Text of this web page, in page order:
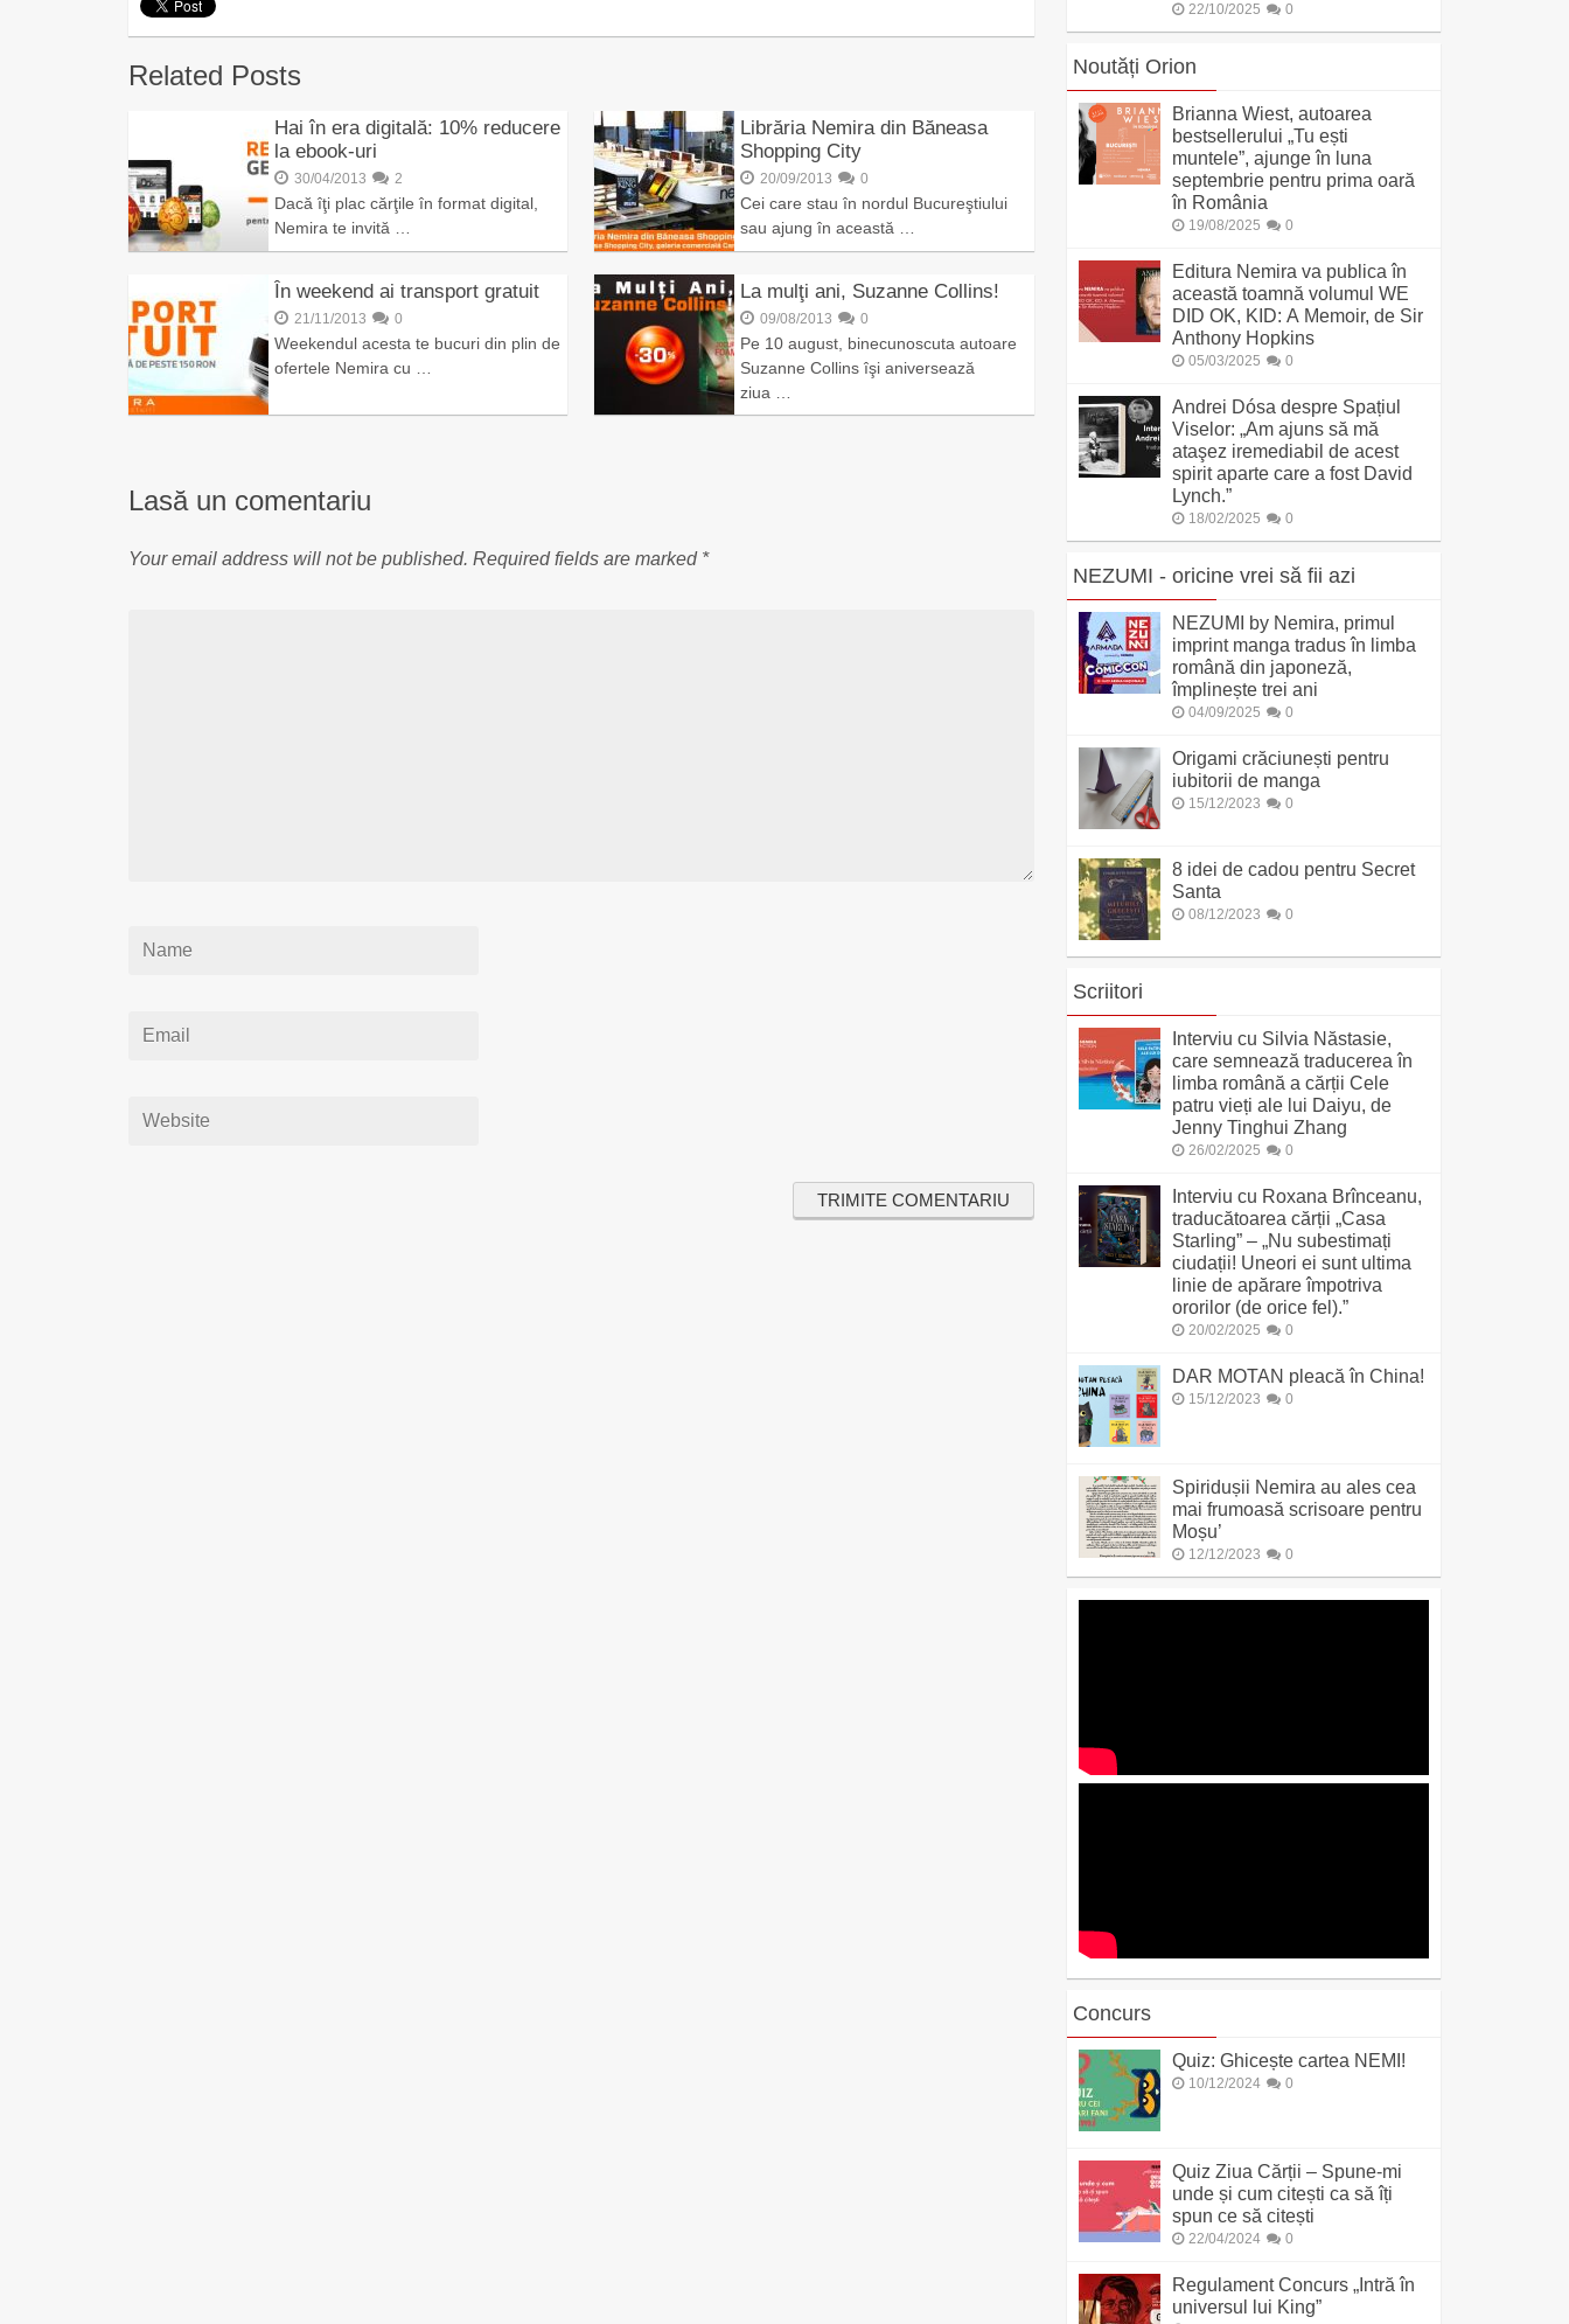
Related Posts
Hai în era digitală: 10% reducere
la ebook-uri
30/04/2013 2
Dacă îţi plac cărţile în format digital,
Nemira te invită …
Librăria Nemira din Băneasa
Shopping City
20/09/2013 0
Cei care stau în nordul Bucureştiului
sau ajung în această …
În weekend ai transport gratuit
21/11/2013 0
Weekendul acesta te bucuri din plin de
ofertele Nemira cu …
La mulţi ani, Suzanne Collins!
09/08/2013 0
Pe 10 august, binecunoscuta autoare
Suzanne Collins îşi aniversează
ziua …
Lasă un comentariu
Your email address will not be published. Required fields are marked *
22/10/2025 0
Noutăți Orion
Brianna Wiest, autoarea
bestsellerului „Tu ești
muntele”, ajunge în luna
septembrie pentru prima oară
în România
19/08/2025 0
Editura Nemira va publica în
această toamnă volumul WE
DID OK, KID: A Memoir, de Sir
Anthony Hopkins
05/03/2025 0
Andrei Dósa despre Spațiul
Viselor: „Am ajuns să mă
ataşez iremediabil de acest
spirit aparte care a fost David
Lynch.”
18/02/2025 0
NEZUMI - oricine vrei să fii azi
NEZUMI by Nemira, primul
imprint manga tradus în limba
română din japoneză,
împlinește trei ani
04/09/2025 0
Origami crăciunești pentru
iubitorii de manga
15/12/2023 0
8 idei de cadou pentru Secret
Santa
08/12/2023 0
Scriitori
Interviu cu Silvia Năstasie,
care semnează traducerea în
limba română a cărții Cele
patru vieți ale lui Daiyu, de
Jenny Tinghui Zhang
26/02/2025 0
Interviu cu Roxana Brînceanu,
traducătoarea cărții „Casa
Starling” – „Nu subestimați
ciudații! Uneori ei sunt ultima
linie de apărare împotriva
ororilor (de orice fel).”
20/02/2025 0
DAR MOTAN pleacă în China!
15/12/2023 0
Spiridușii Nemira au ales cea
mai frumoasă scrisoare pentru
Moșu’
12/12/2023 0
Concurs
Quiz: Ghicește cartea NEMI!
10/12/2024 0
Quiz Ziua Cărții – Spune-mi
unde și cum citești ca să îți
spun ce să citești
22/04/2024 0
Regulament Concurs „Intră în
universul lui King”